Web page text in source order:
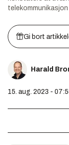
telekommunikasjon
Gi bort
Harald
15. aug. 2023 -